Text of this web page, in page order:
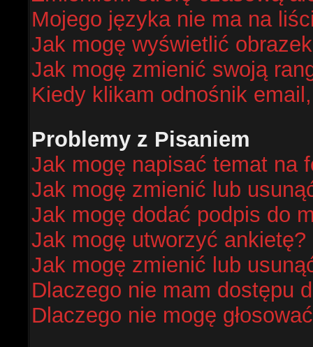
Mojego języka nie ma na
Jak mogę wyświetlić
Jak mogę zmienić swoją
Kiedy klikam odnośnik
Problemy z Pisaniem
Jak mogę napisać temat na
Jak mogę zmienić lub
Jak mogę dodać podpis do
Jak mogę utworzyć ankietę?
Jak mogę zmienić lub
Dlaczego nie mam dostępu
Dlaczego nie mogę